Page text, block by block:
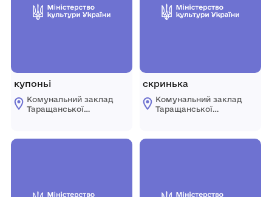
купоньі
Комунальний заклад
Таращанської
історико-
скринька
Комунальний заклад
Таращанської
історико-